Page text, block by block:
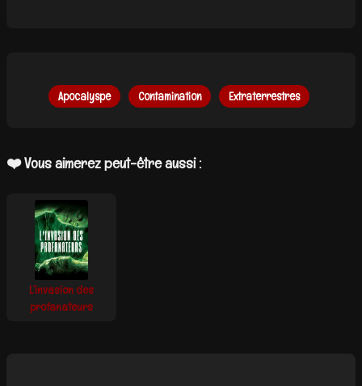
Apocalyspe Contamination Extraterrestres
❤️ Vous aimerez peut-être aussi :
L’invasion des
profanateurs